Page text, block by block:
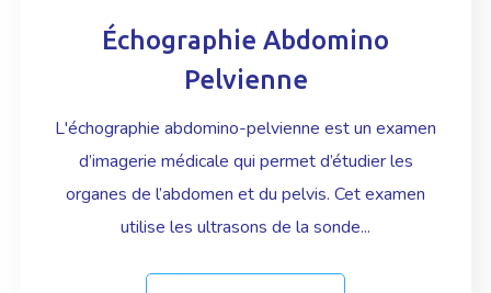
Échographie Abdomino
Pelvienne
L'échographie abdomino-pelvienne est un examen
d’imagerie médicale qui permet d’étudier les
organes de l’abdomen et du pelvis. Cet examen
utilise les ultrasons de la sonde...